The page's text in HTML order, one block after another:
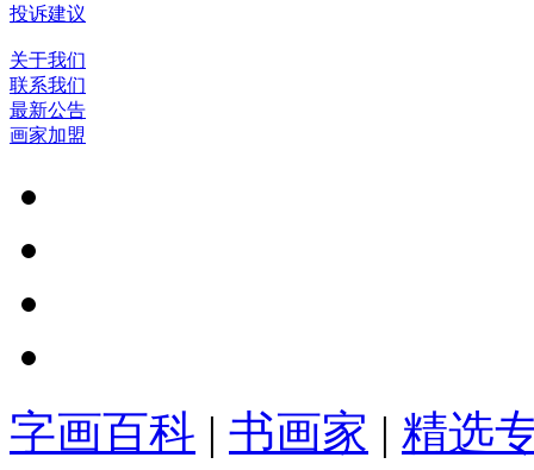
投诉建议
关于我们
联系我们
最新公告
画家加盟
字画百科 | 书画家 | 精选